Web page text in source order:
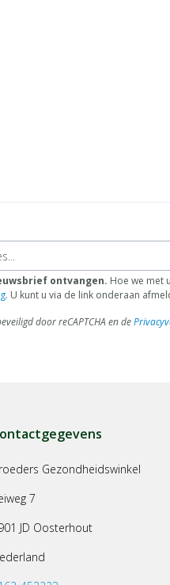
ontvangen. Hoe we met
. U kunt u via de link onderaan
door reCAPTCHA en de
Gezondheidswinkel
7
JD Oosterhout